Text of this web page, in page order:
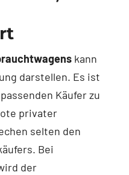
kann
darstellen. Es ist
Käufer zu
privater
selten den
Bei
der